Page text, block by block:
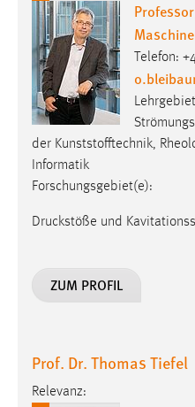
Telefon:
der Kunststofftechnik,
Informatik
Forschungsgebiet(e):
Druckstöße und
ZUM PROFIL
Prof. Dr. Thomas Tiefel
Relevanz:
Zweck:
Zugriffsstatistik
Cookie Laufzeit:
Max. 13 Monate
MARKETING
Marketing Cookies
Sie tun dies, indem sie
Google Ads
Anbieter:
Google Ireland Limited